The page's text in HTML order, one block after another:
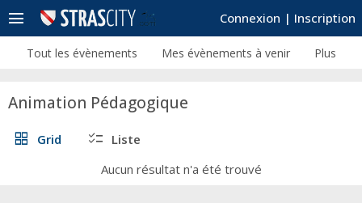
Connexion | Inscription
menu
Tout les évènements Mes évènements à venir Plus
Animation Pédagogique
grid_view Grid checklist Liste
Aucun résultat n'a été trouvé